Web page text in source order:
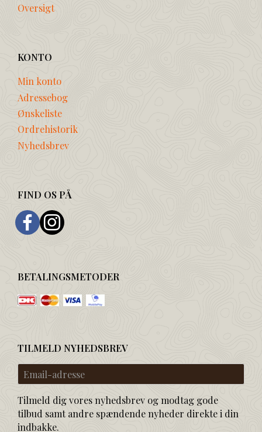
Oversigt
KONTO
Min konto
Adressebog
Ønskeliste
Ordrehistorik
Nyhedsbrev
FIND OS PÅ
BETALINGSMETODER
TILMELD NYHEDSBREV
Email-
adresse
Tilmeld dig vores nyhedsbrev og modtag gode
tilbud samt andre spændende nyheder direkte i din
indbakke.